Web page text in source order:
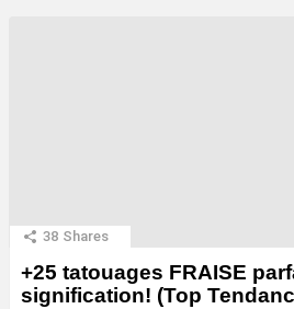
38 Shares
+25 tatouages ​​FRAISE
signification! (Top